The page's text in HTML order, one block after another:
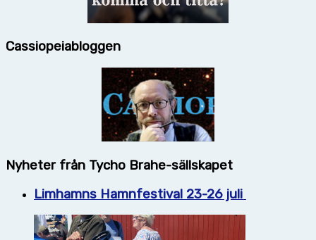
Cassiopeiabloggen
Nyheter från Tycho Brahe-sällskapet
Limhamns Hamnfestival 23-26 juli